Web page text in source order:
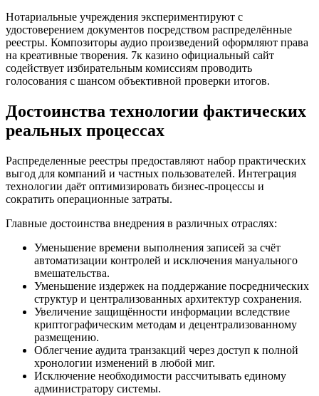
Нотариальные учреждения экспериментируют с
удостоверением документов посредством распределённые
реестры. Композиторы аудио произведений оформляют права
на креативные творения. 7к казино официальный сайт
содействует избирательным комиссиям проводить
голосования с шансом объективной проверки итогов.
Достоинства технологии фактических
реальных процессах
Распределенные реестры предоставляют набор практических
выгод для компаний и частных пользователей. Интеграция
технологии даёт оптимизировать бизнес-процессы и
сократить операционные затраты.
Главные достоинства внедрения в различных отраслях:
Уменьшение времени выполнения записей за счёт
автоматизации контролей и исключения мануального
вмешательства.
Уменьшение издержек на поддержание посреднических
структур и централизованных архитектур сохранения.
Увеличение защищённости информации вследствие
криптографическим методам и децентрализованному
размещению.
Облегчение аудита транзакций через доступ к полной
хронологии изменений в любой миг.
Исключение необходимости рассчитывать единому
администратору системы.